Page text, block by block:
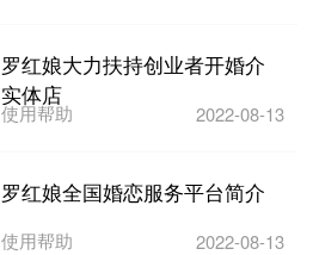
罗红娘大力扶持创业者开婚介
实体店
使用帮助 2022-08-13
罗红娘全国婚恋服务平台简介
使用帮助 2022-08-13